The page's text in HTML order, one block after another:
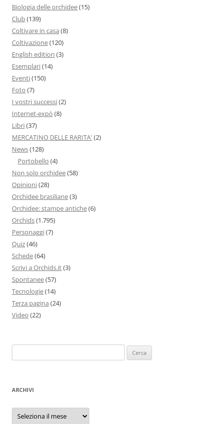
Biologia delle orchidee(15)
Club(139)
Coltivare in casa (8)
Coltivazione(120)
English edition (3)
Esemplari(14)
Eventi(150)
Foto (7)
I vostri successi(2)
Internet-expò (8)
Libri(37)
MERCATINO DELLE RARITA' (2)
News(128)
Portobello (4)
Non solo orchidee(58)
Opinioni(28)
Orchidee brasiliane(3)
Orchidee: stampe antiche(6)
Orchids(1.795)
Personaggi(7)
Quiz(46)
Schede(64)
Scrivi a Orchids.it(3)
Spontanee(57)
Tecnologie(14)
Terza pagina (24)
Video (22)
per:
ARCHIVI
Archivi